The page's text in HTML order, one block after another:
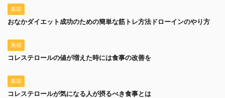
美容
おなかダイエット成功のための簡単な筋トレ方法ドローインのやり方
美容
コレステロールの値が増えた時には食事の改善を
美容
コレステロールが気になる人が摂るべき食事とは